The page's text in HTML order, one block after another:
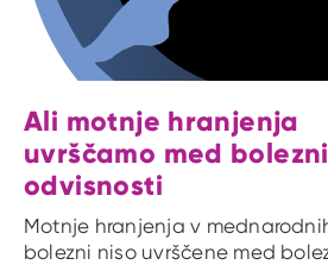
Ali motnje hranjenja
uvrščamo med bolezni
odvisnosti
Motnje hranjenja v
bolezni niso uvrščene med